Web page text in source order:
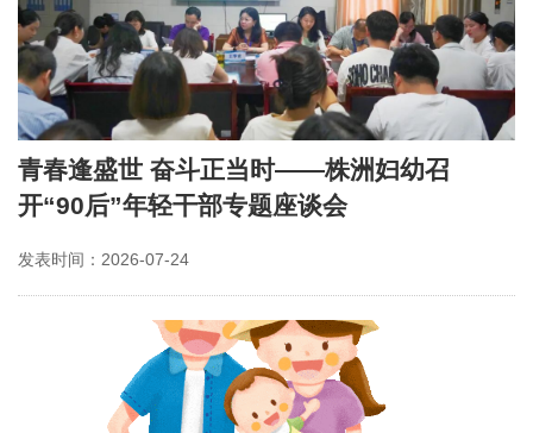
青春逢盛世 奋斗正当时——株洲妇幼召
开“90后”年轻干部专题座谈会
发表时间：2026-07-24